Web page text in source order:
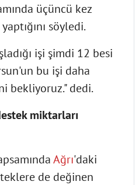
üçüncü kez
söyledi.
işi şimdi 12 besi
bu işi daha
bekliyoruz." dedi.
miktarları
Ağrı'daki
de değinen